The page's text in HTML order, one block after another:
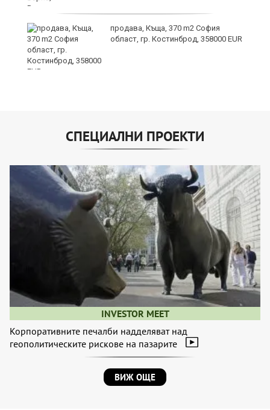
продава, Къща, 370 m2 София
област, гр. Костинброд, 358000 EUR
СПЕЦИАЛНИ ПРОЕКТИ
INVESTOR MEET
Корпоративните печалби надделяват над
геополитическите рискове на пазарите
ВИЖ ОЩЕ